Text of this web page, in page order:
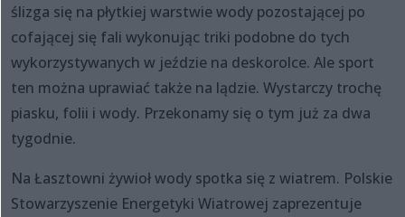
ślizga się na płytkiej warstwie wody pozostającej po
cofającej się fali wykonując triki podobne do tych
wykorzystywanych w jeździe na deskorolce. Ale sport
ten można uprawiać także na lądzie. Wystarczy trochę
piasku, folii i wody. Przekonamy się o tym już za dwa
tygodnie.
Na Łasztowni żywioł wody spotka się z wiatrem. Polskie
Stowarzyszenie Energetyki Wiatrowej zaprezentuje